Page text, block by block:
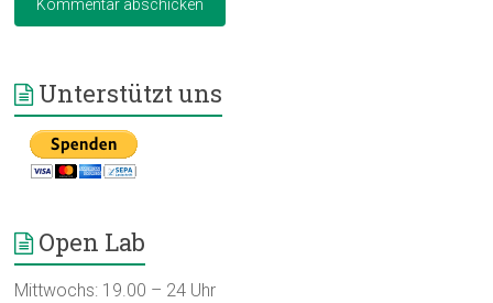
Unterstützt uns
Open Lab
Mittwochs: 19.00 – 24 Uhr